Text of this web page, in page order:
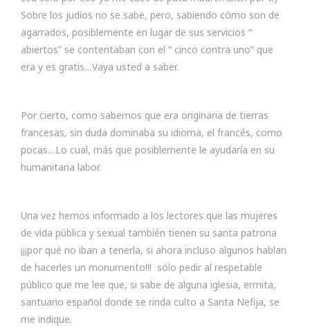
Sobre los judíos no se sabe, pero, sabiendo cómo son de
agarrados, posiblemente en lugar de sus servicios “
abiertos” se contentaban con el “ cinco contra uno” que
era y es gratis…Vaya usted a saber.
Por cierto, como sabemos que era originaria de tierras
francesas, sin duda dominaba su idioma, el francés, como
pocas…Lo cual, más que posiblemente le ayudaría en su
humanitaria labor.
Una vez hemos informado a los lectores que las mujeres
de vida pública y sexual también tienen su santa patrona
¡¡¡por qué no iban a tenerla, si ahora incluso algunos hablan
de hacerles un monumento!!! sólo pedir al respetable
público que me lee que, si sabe de alguna iglesia, ermita,
santuario español donde se rinda culto a Santa Nefija, se
me indique.